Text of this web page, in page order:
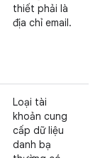
thiết phải là
địa chỉ email.
Loại tài
khoản cung
cấp dữ liệu
danh bạ